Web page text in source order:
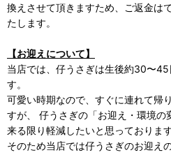
換えさせて頂きますため、ご返金は
たします。
【お迎えについて】
当店では、仔うさぎは生後約30〜
す。
可愛い時期なので、すぐに連れて帰
すが、 仔うさぎの「お迎え・環境の
来る限り軽減したいと思っております
そのため当店では仔うさぎのお迎え